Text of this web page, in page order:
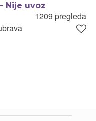
Nije uvoz
1209 pregleda